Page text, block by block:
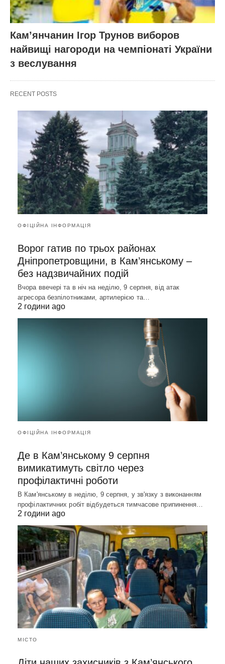
Кам’янчанин Ігор Трунов виборов
найвищі нагороди на чемпіонаті України
з веслування
RECENT POSTS
ОФІЦІЙНА ІНФОРМАЦІЯ
Ворог гатив по трьох районах
Дніпропетровщини, в Кам’янському –
без надзвичайних подій
Вчора ввечері та в ніч на неділю, 9 серпня, від атак
агресора безпілотниками, артилерією та…
2 години ago
ОФІЦІЙНА ІНФОРМАЦІЯ
Де в Кам’янському 9 серпня
вимикатимуть світло через
профілактичні роботи
В Кам'янському в неділю, 9 серпня, у зв'язку з виконанням
профілактичних робіт відбудеться тимчасове припинення…
2 години ago
МІСТО